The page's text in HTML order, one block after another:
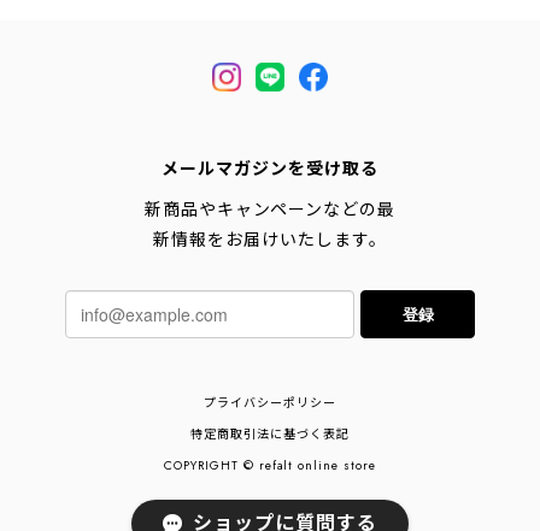
メールマガジンを受け取る
新商品やキャンペーンなどの最
新情報をお届けいたします。
登録
プライバシーポリシー
特定商取引法に基づく表記
COPYRIGHT © refalt online store
ショップに質問する